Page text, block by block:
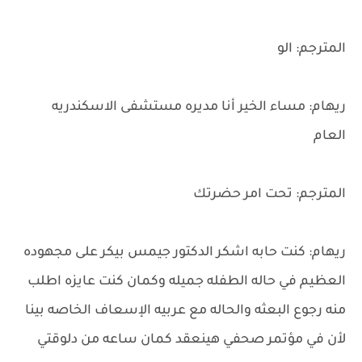
المترجم: الو
ريهام: مساء الخير أنا مديره مستشفى الاسكندريه
العام
المترجم: تحت امر حضرتك
ريهام: كنت حابه اشكر الدكتور جيمس بيكر على مجهوده
العظيم في حاله الطفله جميله وكمان كنت عايزه اطلب
منه رجوع البعثه والحاله مع عربيه الإسعاف الخاصه بينا
لأن في مؤتمر صحفي هينعقد كمان ساعه من دلوقتي